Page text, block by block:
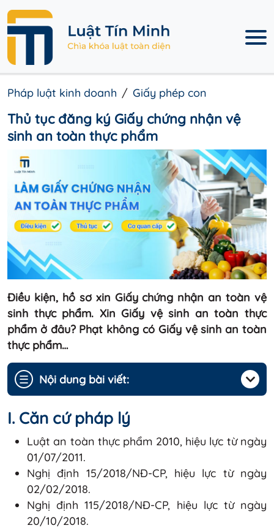
Pháp luật kinh doanh Giấy phép con
Thủ tục đăng ký Giấy chứng nhận vệ
sinh an toàn thực phẩm
Điều kiện, hồ sơ xin Giấy chứng nhận an toàn vệ
sinh thực phẩm. Xin Giấy vệ sinh an toàn thực
phẩm ở đâu? Phạt không có Giấy vệ sinh an toàn
thực phẩm…
☰ Nội dung bài viết:
I. Căn cứ pháp lý
Luật an toàn thực phẩm 2010, hiệu lực từ ngày
01/07/2011.
Nghị định 15/2018/NĐ-CP, hiệu lực từ ngày
02/02/2018.
Nghị định 115/2018/NĐ-CP, hiệu lực từ ngày
20/10/2018.